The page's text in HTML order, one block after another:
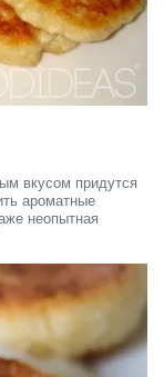
вкусом придутся
ароматные
неопытная